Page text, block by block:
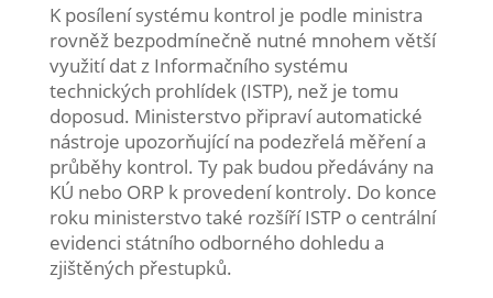
K posílení systému kontrol je podle ministra
rovněž bezpodmínečně nutné mnohem větší
využití dat z Informačního systému
technických prohlídek (ISTP), než je tomu
doposud. Ministerstvo připraví automatické
nástroje upozorňující na podezřelá měření a
průběhy kontrol. Ty pak budou předávány na
KÚ nebo ORP k provedení kontroly. Do konce
roku ministerstvo také rozšíří ISTP o centrální
evidenci státního odborného dohledu a
zjištěných přestupků.